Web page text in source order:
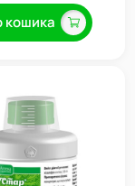
кошика